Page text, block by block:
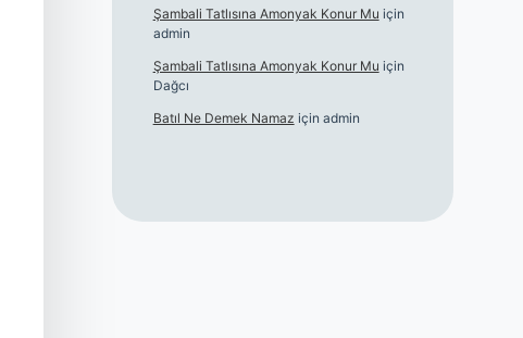
Şambali Tatlısına Amonyak Konur Mu için
admin
Şambali Tatlısına Amonyak Konur Mu için
Dağcı
Batıl Ne Demek Namaz için admin